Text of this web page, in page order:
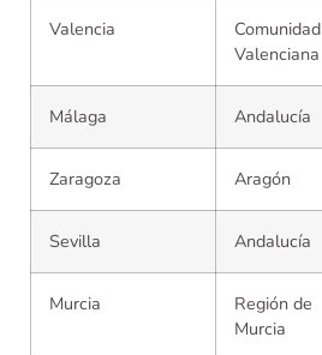
Valencia
Comunidad
Valenciana
Málaga Andalucía
Zaragoza Aragón
Sevilla Andalucía
Murcia
Región de
Murcia